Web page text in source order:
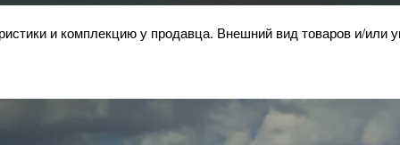
и комплекцию у продавца. Внешний вид товаров и/или